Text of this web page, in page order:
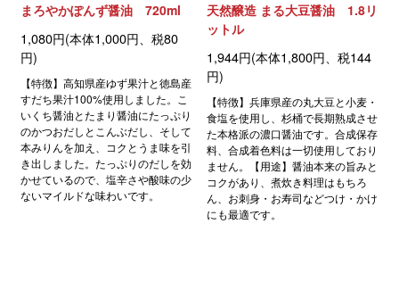
まろやかぽんず醤油 720ml
1,080円(本体1,000円、税80
円)
【特徴】高知県産ゆず果汁と徳島産
すだち果汁100%使用しました。こ
いくち醤油とたまり醤油にたっぷり
のかつおだしとこんぶだし、そして
本みりんを加え、コクとうま味を引
き出しました。たっぷりのだしを効
かせているので、塩辛さや酸味の少
ないマイルドな味わいです。
天然醸造 まる大豆醤油 1.8リ
ットル
1,944円(本体1,800円、税144
円)
【特徴】兵庫県産の丸大豆と小麦・
食塩を使用し、杉桶で長期熟成させ
た本格派の濃口醤油です。合成保存
料、合成着色料は一切使用しており
ません。【用途】醤油本来の旨みと
コクがあり、煮炊き料理はもちろ
ん、お刺身・お寿司などつけ・かけ
にも最適です。